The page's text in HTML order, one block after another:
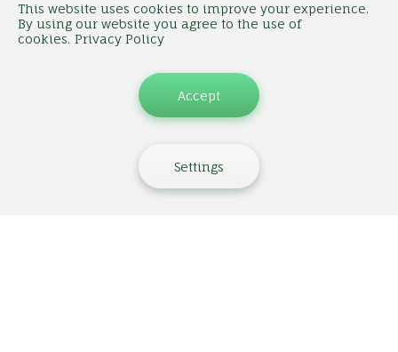
This website uses cookies to improve your experience.
By using our website you agree to the use of
cookies. Privacy Policy
Settings
Accept